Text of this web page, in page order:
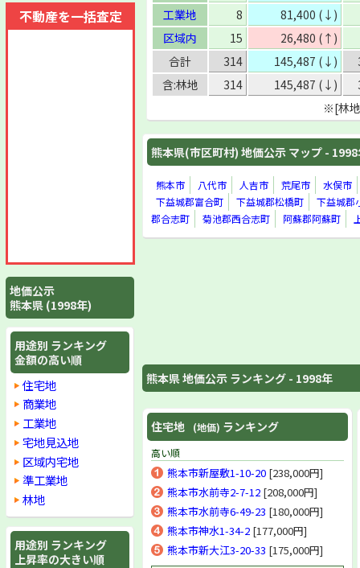
工業地
8
81,400 (↓)
区域内
15
26,480 (↑)
合計
314 145,487 (↓)
含:林地
314 145,487 (↓)
※[林
熊本県(市区町村) 地価公示 マップ -
熊本市 八代市 人吉市 荒尾市
水俣市
下益城郡富合町
下益城郡松橋町
下益城郡
郡合志町
菊池郡西合志町 阿蘇郡阿蘇町
熊本県 地価公示 ランキング - 1998年
住宅地 (地価) ランキング
高い順
熊本市新屋敷1-10-20 [238,000円]
熊本市水前寺2-7-12 [208,000円]
熊本市水前寺6-49-23 [180,000円]
熊本市神水1-34-2 [177,000円]
熊本市新大江3-20-33 [175,000円]
不動産を一括査定
地価公示
熊本県 (1998年)
用途別 ランキング
金額の高い順
住宅地
商業地
工業地
宅地見込地
区域内宅地
準工業地
林地
用途別 ランキング
上昇率の大きい順